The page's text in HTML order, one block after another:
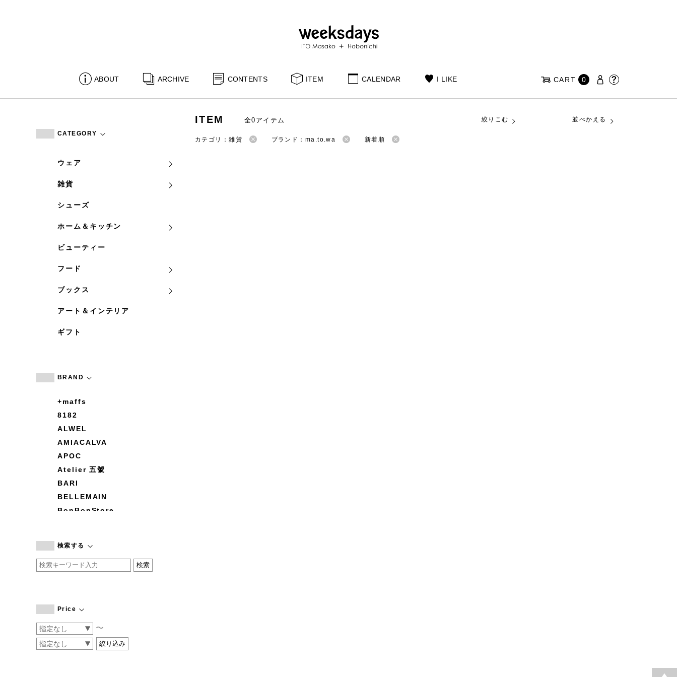
ABOUT ARCHIVE CONTENTS ITEM CALENDAR I LIKE CART 0
CATEGORY
ウェア
雑貨
シューズ
ホーム＆キッチン
ビューティー
フード
ブックス
アート＆インテリア
ギフト
BRAND
+maffs
8182
ALWEL
AMIACALVA
APOC
Atelier 五號
BARI
BELLEMAIN
BonBonStore
by basics
CATWORTH
COGTHEBIGSMOKE
CONVERSE
DEAN & DELUCA
検索する
Price
〜
ITEM 全0アイテム 絞りこむ 並べかえる
カテゴリ：雑貨 ブランド：ma.to.wa 新着順